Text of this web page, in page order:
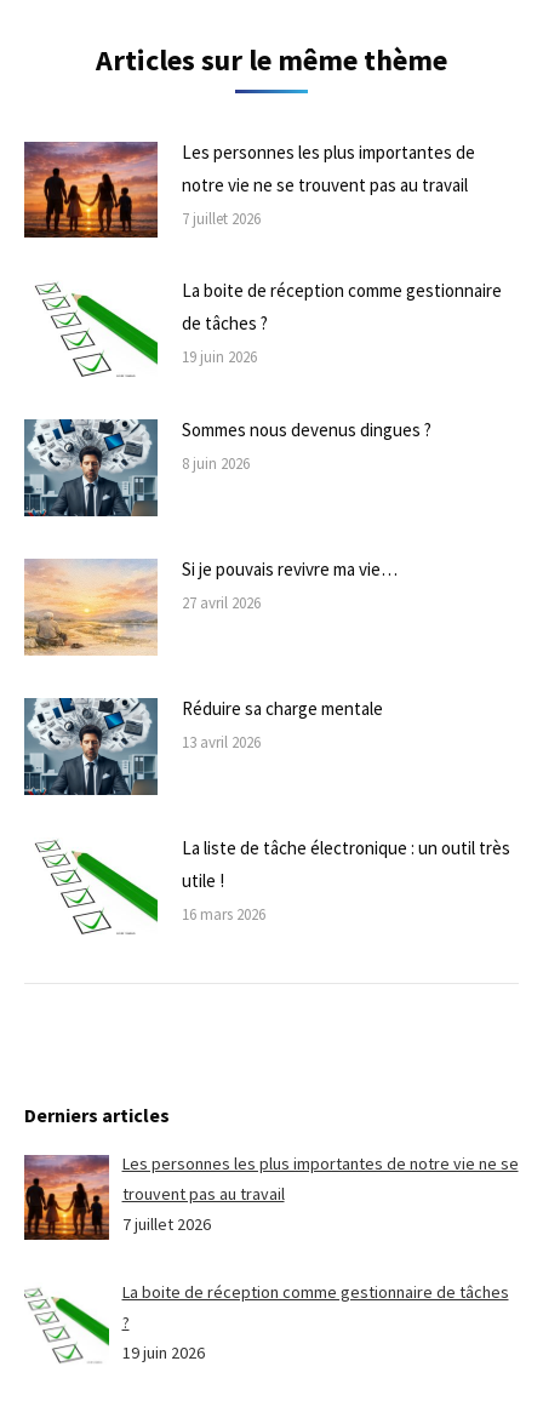
Articles sur le même thème
Les personnes les plus importantes de
notre vie ne se trouvent pas au travail
7 juillet 2026
La boite de réception comme gestionnaire
de tâches ?
19 juin 2026
Sommes nous devenus dingues ?
8 juin 2026
Si je pouvais revivre ma vie…
27 avril 2026
Réduire sa charge mentale
13 avril 2026
La liste de tâche électronique : un outil très
utile !
16 mars 2026
Derniers articles
Les personnes les plus importantes de notre vie ne se
trouvent pas au travail
7 juillet 2026
La boite de réception comme gestionnaire de tâches
?
19 juin 2026